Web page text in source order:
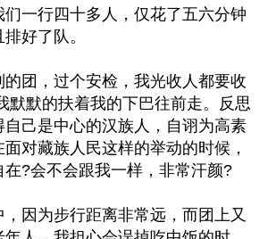
一行四十多人，仅花了五六分钟
好了队。
团，过个安检，我光收人都要收
默默的扶着我的下巴往前走。反思
自己是中心的汉族人，自诩为高素
对藏族人民这样的举动的时候，
?会不会跟我一样，非常汗颜?
因为步行距离非常远，而团上又